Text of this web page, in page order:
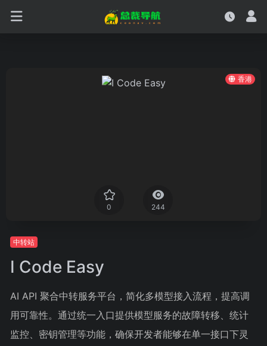
香港
0 244
中转站
I Code Easy
AI API 聚合中转服务平台，简化多模型接入流程，提高调
用可靠性。通过统一入口提供模型服务的故障转移、统计
监控、密钥管理等功能，确保开发者能够在单一接口下灵